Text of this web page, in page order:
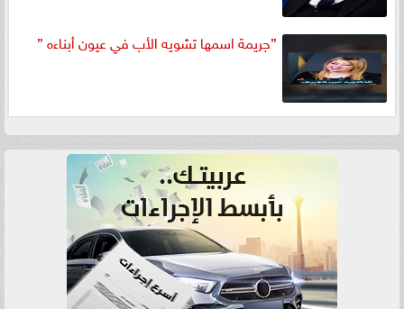
”جريمة اسمها تشويه الأب في عيون أبناءه ”